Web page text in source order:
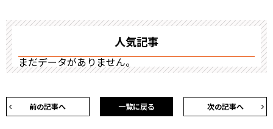
人気記事
まだデータがありません。
前の記事へ 次の記事へ
一覧に戻る